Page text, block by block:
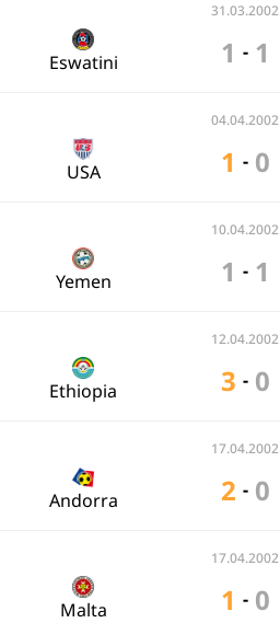
31.03.2002
Eswatini 1 - 1
04.04.2002
USA 1 - 0
10.04.2002
Yemen 1 - 1
12.04.2002
Ethiopia 3 - 0
17.04.2002
Andorra 2 - 0
17.04.2002
Malta 1 - 0